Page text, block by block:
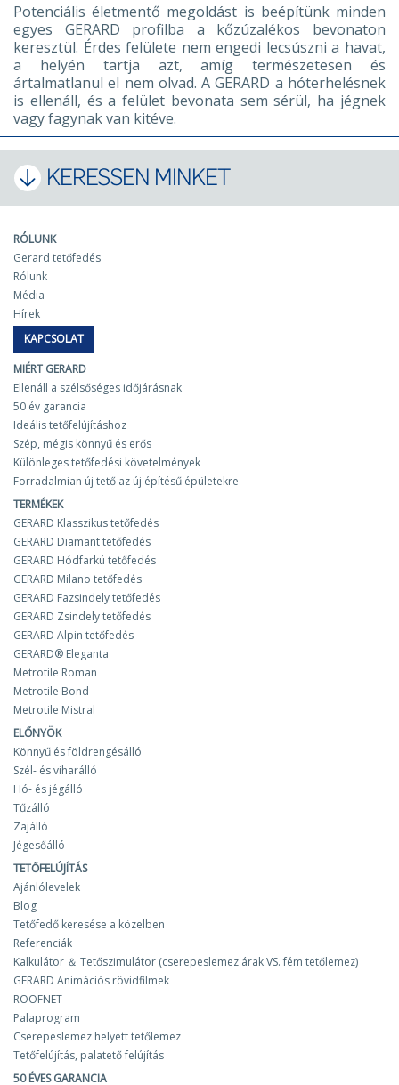
Potenciális életmentő megoldást is beépítünk minden
egyes GERARD profilba a kőzúzalékos bevonaton
keresztül. Érdes felülete nem engedi lecsúszni a havat,
a helyén tartja azt, amíg természetesen és
ártalmatlanul el nem olvad. A GERARD a hóterhelésnek
is ellenáll, és a felület bevonata sem sérül, ha jégnek
vagy fagynak van kitéve.
KERESSEN MINKET
RÓLUNK
Gerard tetőfedés
Rólunk
Média
Hírek
KAPCSOLAT
MIÉRT GERARD
Ellenáll a szélsőséges időjárásnak
50 év garancia
Ideális tetőfelújításhoz
Szép, mégis könnyű és erős
Különleges tetőfedési követelmények
Forradalmian új tető az új építésű épületekre
TERMÉKEK
GERARD Klasszikus tetőfedés
GERARD Diamant tetőfedés
GERARD Hódfarkú tetőfedés
GERARD Milano tetőfedés
GERARD Fazsindely tetőfedés
GERARD Zsindely tetőfedés
GERARD Alpin tetőfedés
GERARD® Eleganta
Metrotile Roman
Metrotile Bond
Metrotile Mistral
ELŐNYÖK
Könnyű és földrengésálló
Szél- és viharálló
Hó- és jégálló
Tűzálló
Zajálló
Jégesőálló
TETŐFELÚJÍTÁS
Ajánlólevelek
Blog
Tetőfedő keresése a közelben
Referenciák
Kalkulátor ＆ Tetőszimulátor (cserepeslemez árak VS. fém tetőlemez)
GERARD Animációs rövidfilmek
ROOFNET
Palaprogram
Cserepeslemez helyett tetőlemez
Tetőfelújítás, palatető felújítás
50 ÉVES GARANCIA